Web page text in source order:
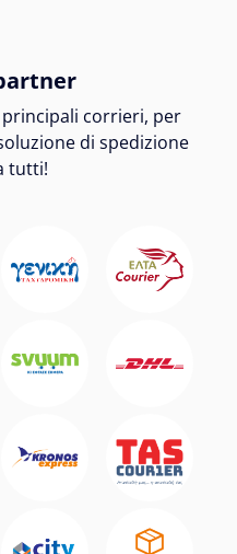
corrieri, per
di spedizione
tutti!